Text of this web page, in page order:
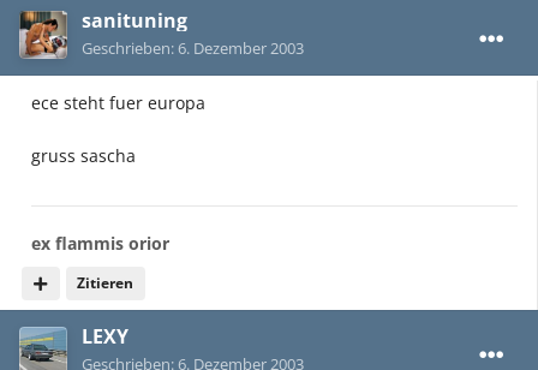
sanituning
Geschrieben:6. Dezember 2003
ece steht fuer europa
gruss sascha
Zitieren
ex flammis orior
LEXY
Geschrieben:6. Dezember 2003